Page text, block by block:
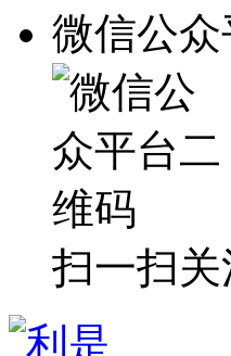
微信公众
扫一扫